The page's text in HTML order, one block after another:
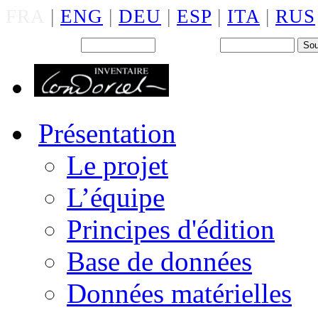
| ENG | DEU | ESP | ITA | RUS
Présentation
Le projet
L’équipe
Principes d'édition
Base de données
Données matérielles